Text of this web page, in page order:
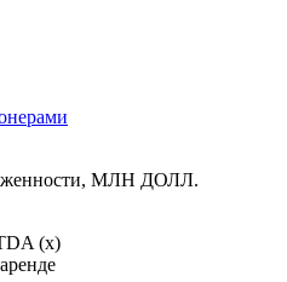
МЛН ДОЛЛ.
(x)